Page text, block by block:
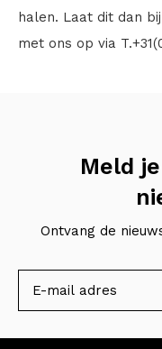
halen. Laat dit dan
met ons op via
Meld
Ontvang de